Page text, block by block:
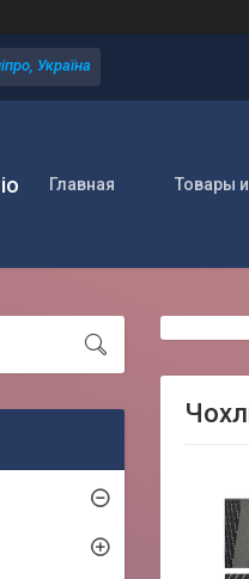
Україна
Главная Товары и